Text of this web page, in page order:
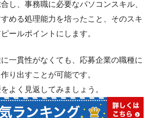
し、事務職に必要なパソコンスキル、
める処理能力を培ったこと、そのスキ
ールポイントにします。
一貫性がなくても、応募企業の職種に
り出すことが可能です。
よく見返してみましょう。